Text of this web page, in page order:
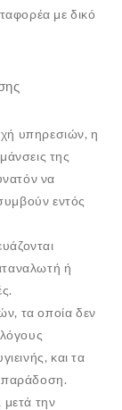
με δικό
υπηρεσιών, η
της
να
εντός
ή
τα οποία δεν
και τα
παράδοση.
μετά την